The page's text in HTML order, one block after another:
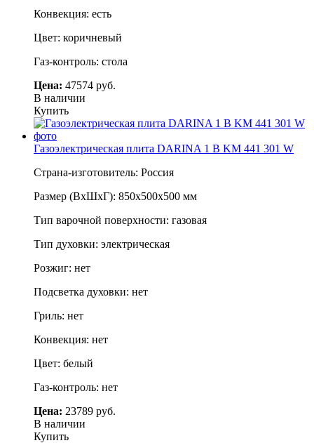
Конвекция: есть
Цвет: коричневый
Газ-контроль: стола
Цена: 47574 руб.
В наличии
Купить
Газоэлектрическая плита DARINA 1 B KM 441 301 W
Страна-изготовитель: Россия
Размер (ВхШхГ): 850х500х500 мм
Тип варочной поверхности: газовая
Тип духовки: электрическая
Розжиг: нет
Подсветка духовки: нет
Гриль: нет
Конвекция: нет
Цвет: белый
Газ-контроль: нет
Цена: 23789 руб.
В наличии
Купить